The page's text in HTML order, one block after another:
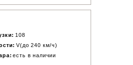
108
V(до 240 км/ч)
есть в наличии